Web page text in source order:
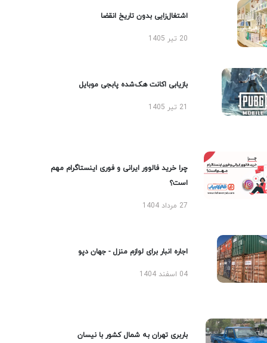
اشتغال‌زایی بدون تاریخ انقضا
20 تیر 1405
بازیابی اکانت هک‌شده پابجی موبایل
چرا خرید فالوور ایرانی و فوری اینستاگرام مهم
است؟
27 مرداد 1404
اجاره انبار برای لوازم منزل - جهان دپو
04 اسفند 1404
باربری تهران به شمال کشور با نیسان